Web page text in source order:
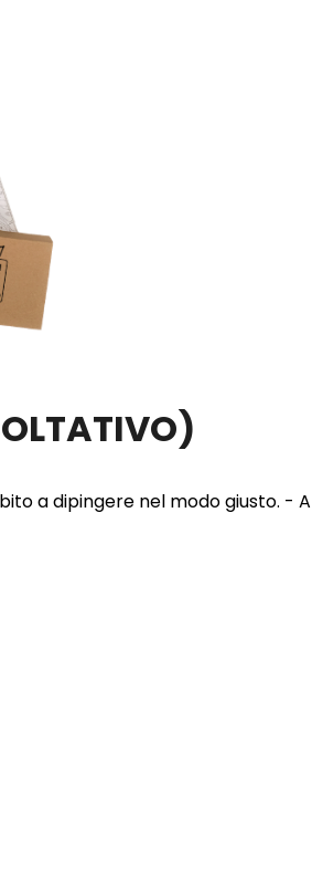
a dipingere nel modo giusto.